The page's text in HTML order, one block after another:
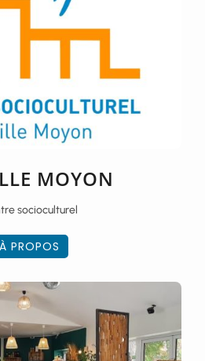
MOYON
socioculturel
À PROPOS